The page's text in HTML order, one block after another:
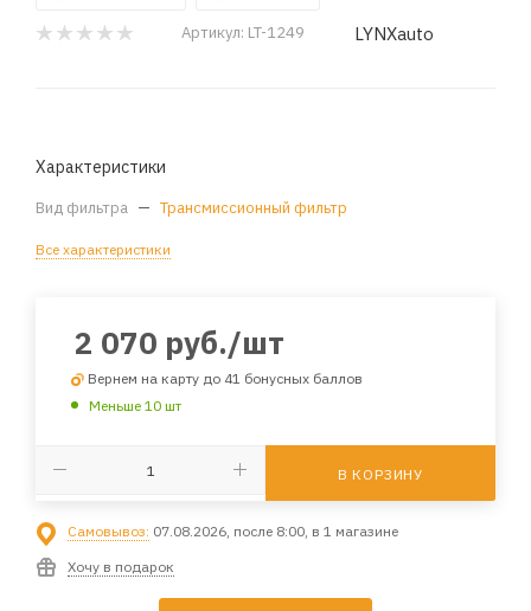
Артикул: LT-1249 LYNXauto
Характеристики
Вид фильтра — Трансмиссионный фильтр
Все характеристики
2 070 руб./шт
Вернем на карту до 41 бонусных баллов
Меньше 10 шт
В КОРЗИНУ
Самовывоз: 07.08.2026, после 8:00, в 1 магазине
Хочу в подарок